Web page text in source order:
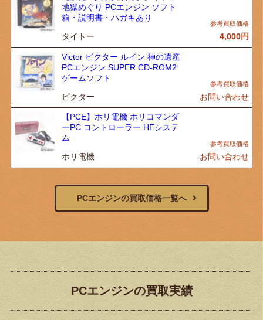
地獄めぐり PCエンジン ソフト
箱・説明書・ハガキあり
タイトー 4,000円
Victor ビクター ルイン 神の遺産
PCエンジン SUPER CD-ROM2
ゲームソフト
ビクター お問い合わせ
【PCE】ホリ電機 ホリコマンダ
ーPC コントローラー HEシステ
ム
ホリ電機 お問い合わせ
PCエンジンの買取価格一覧へ
PCエンジンの買取実績